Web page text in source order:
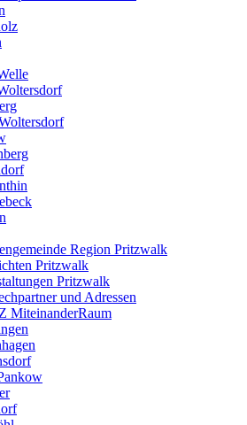
Region Pritzwalk
Pritzwalk
Pritzwalk
und Adressen
MiteinanderRaum